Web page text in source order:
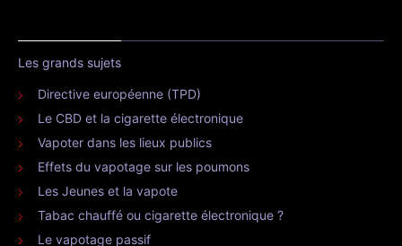
Les grands sujets
Directive européenne (TPD)
Le CBD et la cigarette électronique
Vapoter dans les lieux publics
Effets du vapotage sur les poumons
Les Jeunes et la vapote
Tabac chauffé ou cigarette électronique ?
Le vapotage passif